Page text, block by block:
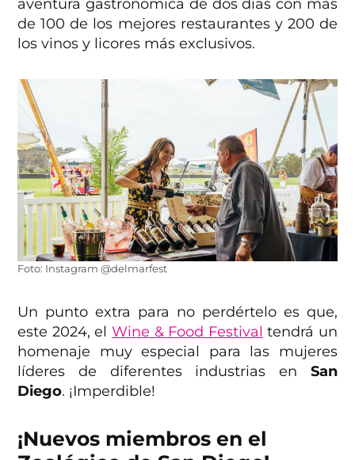
aventura gastronómica de dos días con más
de 100 de los mejores restaurantes y 200 de
los vinos y licores más exclusivos.
Foto: Instagram @delmarfest
Un punto extra para no perdértelo es que,
este 2024, el Wine & Food Festival tendrá un
homenaje muy especial para las mujeres
líderes de diferentes industrias en San
Diego. ¡Imperdible!
¡Nuevos miembros en el